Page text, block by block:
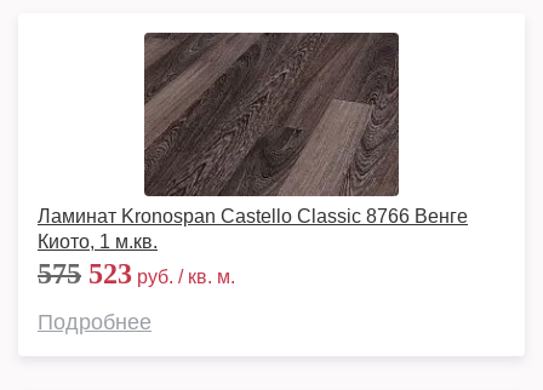
Ламинат Kronospan Castello Classic 8766 Венге
Киото, 1 м.кв.
575 523 руб. / кв. м.
Подробнее